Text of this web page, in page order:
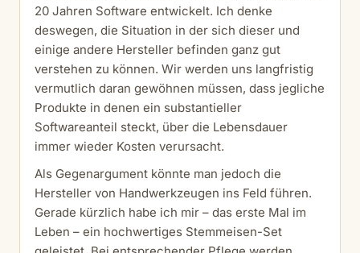
20 Jahren Software entwickelt. Ich denke
deswegen, die Situation in der sich dieser und
einige andere Hersteller befinden ganz gut
verstehen zu können. Wir werden uns langfristig
vermutlich daran gewöhnen müssen, dass jegliche
Produkte in denen ein substantieller
Softwareanteil steckt, über die Lebensdauer
immer wieder Kosten verursacht.
Als Gegenargument könnte man jedoch die
Hersteller von Handwerkzeugen ins Feld führen.
Gerade kürzlich habe ich mir – das erste Mal im
Leben – ein hochwertiges Stemmeisen-Set